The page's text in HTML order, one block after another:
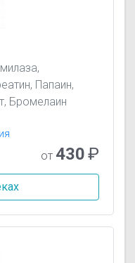
Папаин,
Бромелаин
от 430₽